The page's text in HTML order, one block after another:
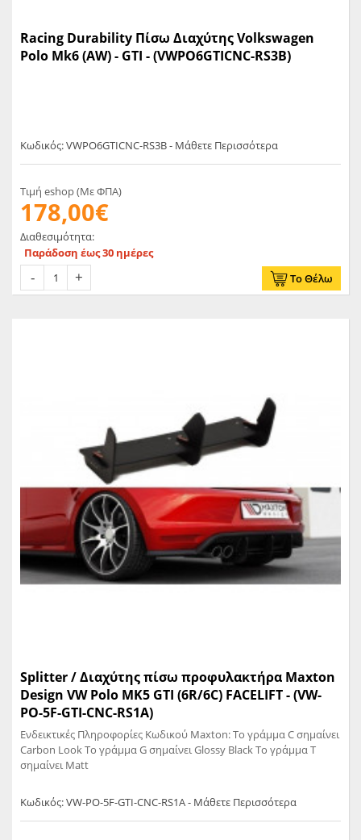
Racing Durability Πίσω Διαχύτης Volkswagen
Polo Mk6 (AW) - GTI - (VWPO6GTICNC-RS3B)
Κωδικός: VWPO6GTICNC-RS3B - Μάθετε Περισσότερα
Τιμή eshop (Με ΦΠΑ)
178,00€
Διαθεσιμότητα:
Παράδοση έως 30 ημέρες
Το Θέλω
Splitter / Διαχύτης πίσω προφυλακτήρα Maxton
Design VW Polo MK5 GTI (6R/6C) FACELIFT - (VW-
PO-5F-GTI-CNC-RS1A)
Ενδεικτικές Πληροφορίες Κωδικού Maxton: Το γράμμα C σημαίνει
Carbon Look Το γράμμα G σημαίνει Glossy Black Το γράμμα T
σημαίνει Matt
Κωδικός: VW-PO-5F-GTI-CNC-RS1A - Μάθετε Περισσότερα